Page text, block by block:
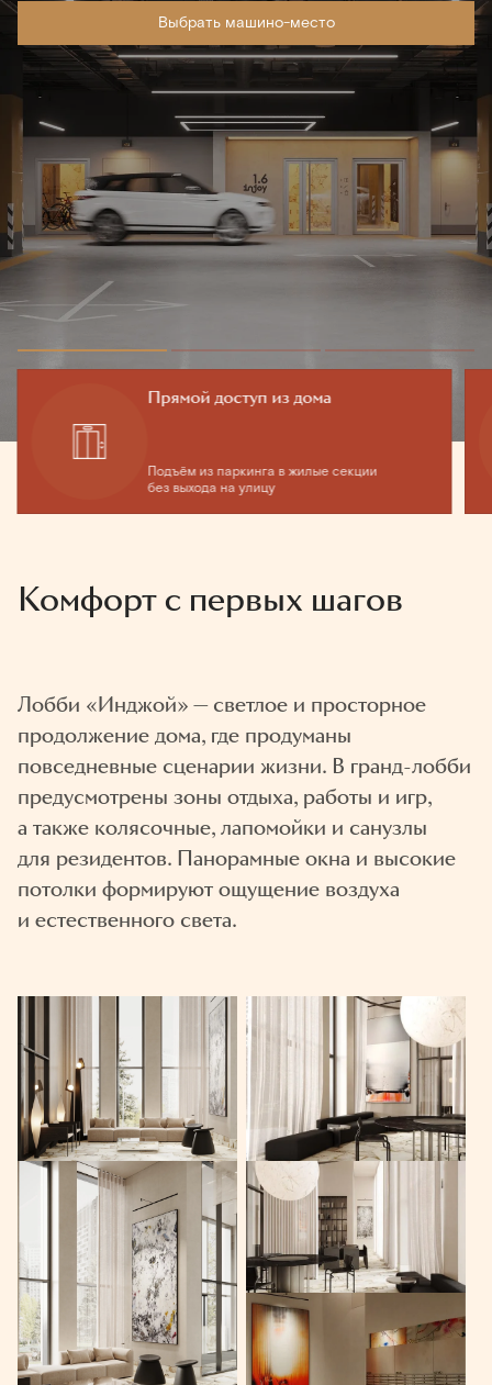
Выбрать машино-место
Прямой доступ из дома
Подъём из паркинга в жилые секции
без выхода на улицу
Комфорт с первых шагов
Лобби «Инджой» — светлое и просторное
продолжение дома, где продуманы
повседневные сценарии жизни. В гранд-лобби
предусмотрены зоны отдыха, работы и игр,
а также колясочные, лапомойки и санузлы
для резидентов. Панорамные окна и высокие
потолки формируют ощущение воздуха
и естественного света.